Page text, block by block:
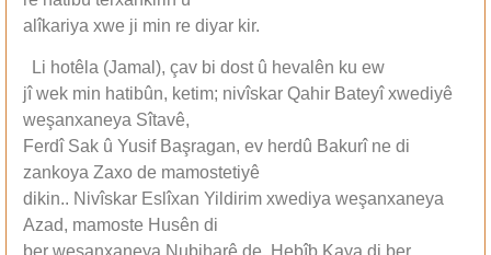
alîkariya xwe ji min re diyar kir.
Li hotêla (Jamal), çav bi dost û hevalên ku ew
jî wek min hatibûn, ketim; nivîskar Qahir Bateyî xwediyê
weşanxaneya Sîtavê,
Ferdî Sak û Yusif Başragan, ev herdû Bakurî ne di
zankoya Zaxo de mamostetiyê
dikin.. Nivîskar Eslîxan Yildirim xwediya weşanxaneya
Azad, mamoste Husên di